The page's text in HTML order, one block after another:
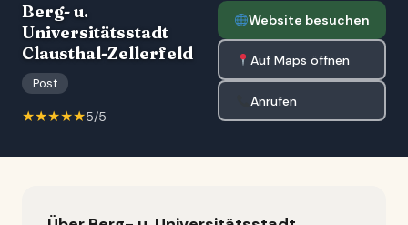
Berg- u.
Universitätsstadt
Clausthal-Zellerfeld
Post
★★★★★5/5
Website besuchen
Auf Maps öffnen
Anrufen